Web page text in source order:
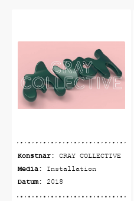
Konstnär: CRAY COLLECTIVE
Media: Installation
Datum: 2018